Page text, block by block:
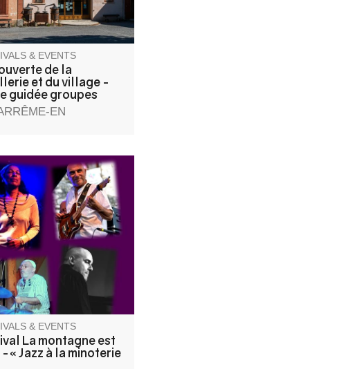
& EVENTS
de la
et du village -
guidée groupes
EN
de jazz en extérieur
par l’association
dans le cadre du festival
montagne est jazz ». Repli
la salle culturelle
CCAPV (Saint-
les-Alpes) en cas de
temps.
& EVENTS
La montagne est
-« Jazz à la minoterie